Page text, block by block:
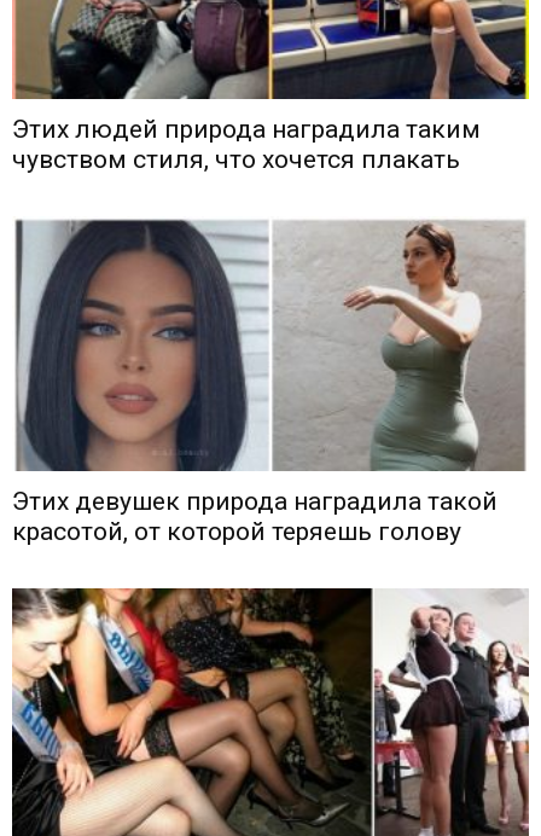
Этих людей природа наградила таким
чувством стиля, что хочется плакать
Этих девушек природа наградила такой
красотой, от которой теряешь голову